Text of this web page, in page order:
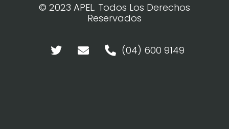
© 2023 APEL. Todos Los Derechos
Reservados
(04) 600 9149